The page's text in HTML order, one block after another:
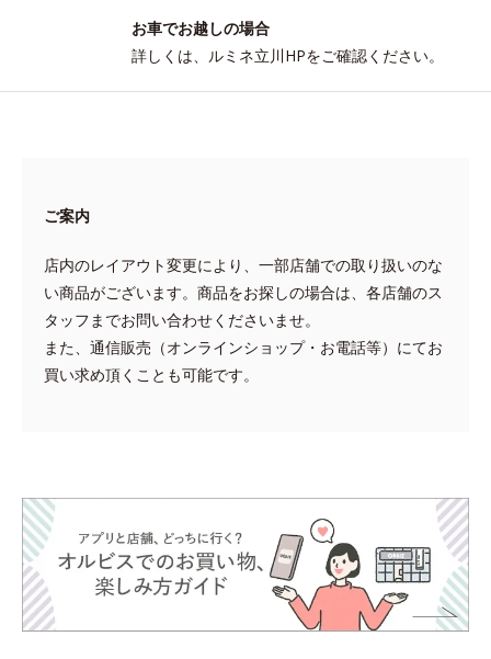
お車でお越しの場合
詳しくは、ルミネ立川HPをご確認ください。
ご案内
店内のレイアウト変更により、一部店舗での取り扱いのな
い商品がございます。商品をお探しの場合は、各店舗のス
タッフまでお問い合わせくださいませ。
また、通信販売（オンラインショップ・お電話等）にてお
買い求め頂くことも可能です。